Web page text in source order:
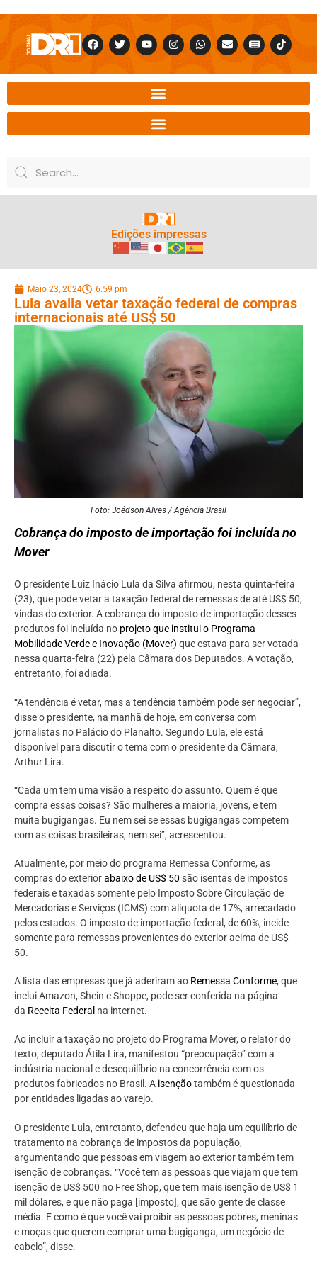
Edições impressas
Maio 23, 2024 6:59 pm
Lula avalia vetar taxação federal de compras
internacionais até US$ 50
Foto: Joédson Alves / Agência Brasil
Cobrança do imposto de importação foi incluída no
Mover
O presidente Luiz Inácio Lula da Silva afirmou, nesta quinta-feira
(23), que pode vetar a taxação federal de remessas de até US$ 50,
vindas do exterior. A cobrança do imposto de importação desses
produtos foi incluída no projeto que institui o Programa
Mobilidade Verde e Inovação (Mover) que estava para ser votada
nessa quarta-feira (22) pela Câmara dos Deputados. A votação,
entretanto, foi adiada.
“A tendência é vetar, mas a tendência também pode ser negociar”,
disse o presidente, na manhã de hoje, em conversa com
jornalistas no Palácio do Planalto. Segundo Lula, ele está
disponível para discutir o tema com o presidente da Câmara,
Arthur Lira.
“Cada um tem uma visão a respeito do assunto. Quem é que
compra essas coisas? São mulheres a maioria, jovens, e tem
muita bugigangas. Eu nem sei se essas bugigangas competem
com as coisas brasileiras, nem sei”, acrescentou.
Atualmente, por meio do programa Remessa Conforme, as
compras do exteriorabaixo de US$ 50 são isentas de impostos
federais e taxadas somente pelo Imposto Sobre Circulação de
Mercadorias e Serviços (ICMS) com alíquota de 17%, arrecadado
pelos estados. O imposto de importação federal, de 60%, incide
somente para remessas provenientes do exterior acima de US$
50.
A lista das empresas que já aderiram ao Remessa Conforme, que
inclui Amazon, Shein e Shoppe, pode ser conferida na página
da Receita Federal na internet.
Ao incluir a taxação no projeto do Programa Mover, o relator do
texto, deputado Átila Lira, manifestou “preocupação” com a
indústria nacional e desequilíbrio na concorrência com os
produtos fabricados no Brasil. A isençãotambém é questionada
por entidades ligadas ao varejo.
O presidente Lula, entretanto, defendeu que haja um equilíbrio de
tratamento na cobrança de impostos da população,
argumentando que pessoas em viagem ao exterior também tem
isenção de cobranças. “Você tem as pessoas que viajam que tem
isenção de US$ 500 no Free Shop, que tem mais isenção de US$ 1
mil dólares, e que não paga [imposto], que são gente de classe
média. E como é que você vai proibir as pessoas pobres, meninas
e moças que querem comprar uma bugiganga, um negócio de
cabelo”, disse.